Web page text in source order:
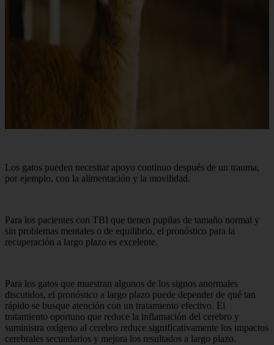
Los gatos pueden necesitar apoyo continuo después de un trauma,
por ejemplo, con la alimentación y la movilidad.
Para los pacientes con TBI que tienen pupilas de tamaño normal y
sin problemas mentales o de equilibrio, el pronóstico para la
recuperación a largo plazo es excelente.
Para los gatos que muestran algunos de los signos anormales
discutidos, el pronóstico a largo plazo puede depender de qué tan
rápido se busque atención con un tratamiento efectivo. El
tratamiento oportuno que reduce la inflamación del cerebro y
suministra oxígeno al cerebro reduce significativamente los impactos
cerebrales secundarios y mejora los resultados a largo plazo.